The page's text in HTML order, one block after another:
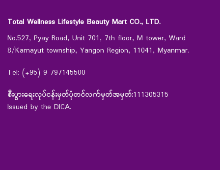
Total Wellness Lifestyle Beauty Mart CO., LTD.
No.527, Pyay Road, Unit 701, 7th floor, M tower, Ward
8/Kamayut township, Yangon Region, 11041, Myanmar.
Tel: (+95) 9 797145500
စီးပွားရေးလုပ်ငန်းမှတ်ပုံတင်လက်မှတ်အမှတ်:111305315
Issued by the DICA.